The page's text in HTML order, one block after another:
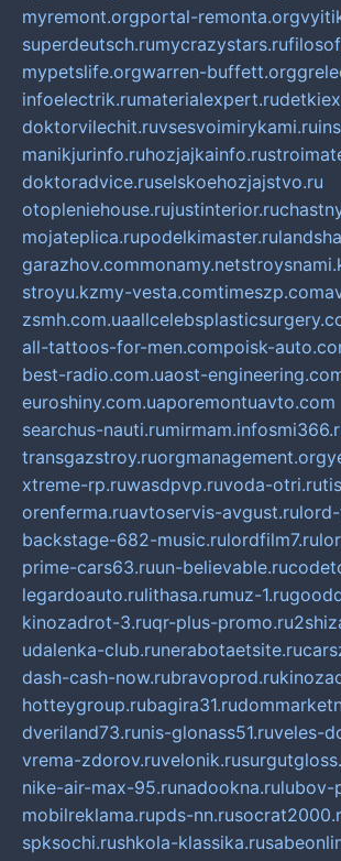
myremont.orgportal-remonta.org
superdeutsch.rumycrazystars.ru
mypetslife.orgwarren-buffett.org
infoelectrik.rumaterialexpert.ru
doktorvilechit.ruvsesvoimirykami.ru
manikjurinfo.ruhozjajkainfo.ru
doktoradvice.ruselskoehozjajstvo.ru
otopleniehouse.rujustinterior.ru
mojateplica.rupodelkimaster.ru
garazhov.commonamy.net
stroyu.kzmy-vesta.comtimeszp.com
zsmh.com.ua
all-tattoos-for-men.compoisk-
best-radio.com.uaost-
euroshiny.com.uaporemontuavto.com
searchus-nauti.rumirmam.info
transgazstroy.ruorgmanagement.org
xtreme-rp.ruwasdpvp.ruvoda-otri.ru
orenferma.ruavtoservis-avgust.ru
backstage-682-music.rulordfilm7.ru
prime-cars63.ruun-believable.ru
legardoauto.rulithasa.rumuz-1.ru
kinozadrot-3.ruqr-plus-promo.ru
udalenka-club.runerabotaetsite.ru
dash-cash-now.rubravoprod.ru
hotteygroup.rubagira31.ru
dveriland73.runis-glonass51.ruveles-
vrema-zdorov.ruvelonik.ru
nike-air-max-95.runadookna.rulubov-
mobilreklama.rupds-nn.ru
spksochi.rushkola-klassika.ru